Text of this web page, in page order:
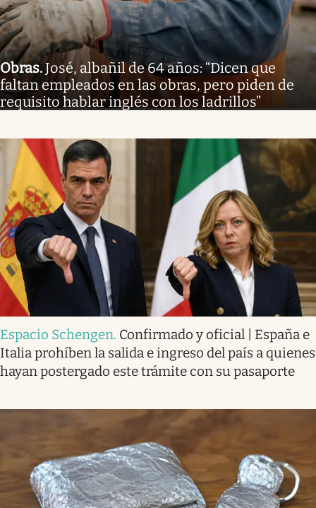
Obras.José, albañil de 64 años: “Dicen que
faltan empleados en las obras, pero piden de
requisito hablar inglés con los ladrillos”
Espacio Schengen. Confirmado y oficial | España e
Italia prohíben la salida e ingreso del país a quienes
hayan postergado este trámite con su pasaporte